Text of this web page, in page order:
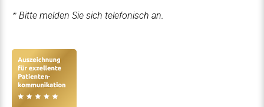
* Bitte melden Sie sich telefonisch an.